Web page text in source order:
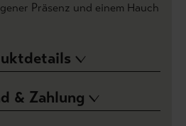
Präsenz und einem Hauch
& Zahlung